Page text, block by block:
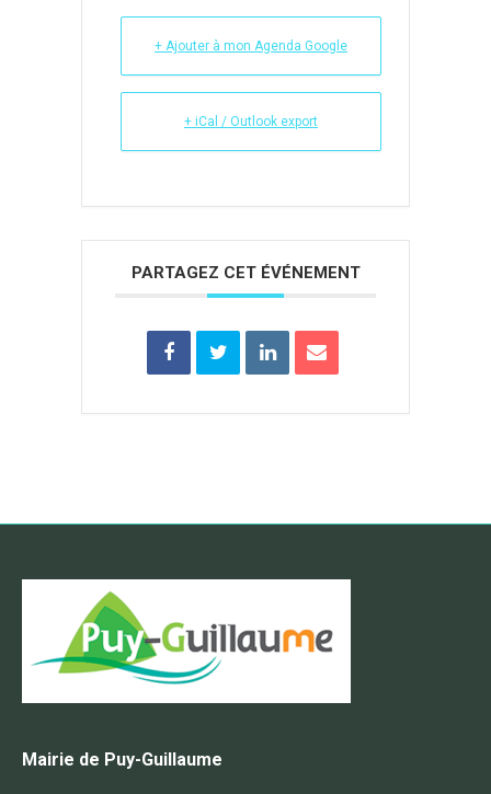
+ Ajouter à mon Agenda Google
+ iCal / Outlook export
PARTAGEZ CET ÉVÉNEMENT
Mairie de Puy-Guillaume